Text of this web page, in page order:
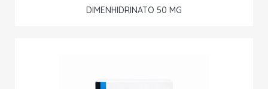
DIMENHIDRINATO 50 MG